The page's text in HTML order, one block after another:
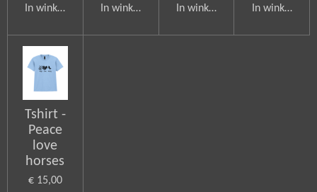
In winkelwagen In winkelwagen In winkelwagen In
Tshirt -
Peace
love
horses
€ 15,00